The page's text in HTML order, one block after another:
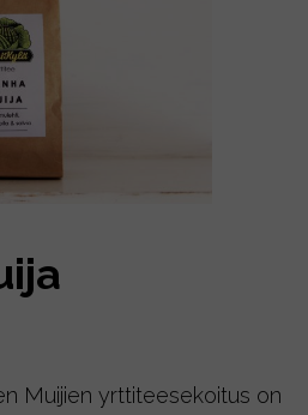
Muijien yrttiteesekoitus on